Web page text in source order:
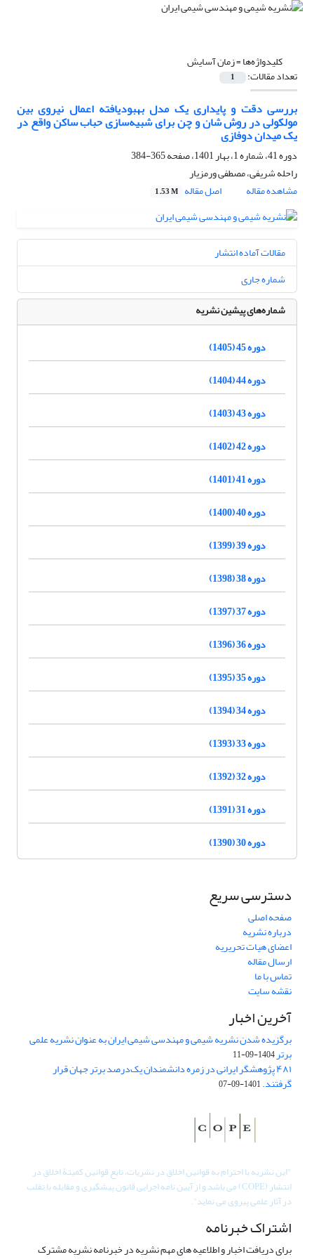
کلیدواژه‌ها =زمان آسایش
تعداد مقالات: 1
بررسی دقت و پایداری یک مدل بهبودیافته اعمال نیروی بین
مولکولی در روش شان و چن برای شبیه‌سازی حباب ساکن واقع در
یک میدان دوفازی
دوره 41، شماره 1، بهار 1401، صفحه
365-384
راحله شریفی، مصطفی ورمزیار
مشاهده مقاله
اصل مقاله 1.53 M
مقالات آماده انتشار
شماره جاری
شماره‌های پیشین نشریه
دوره 45 (1405)
دوره 44 (1404)
دوره 43 (1403)
دوره 42 (1402)
دوره 41 (1401)
دوره 40 (1400)
دوره 39 (1399)
دوره 38 (1398)
دوره 37 (1397)
دوره 36 (1396)
دوره 35 (1395)
دوره 34 (1394)
دوره 33 (1393)
دوره 32 (1392)
دوره 31 (1391)
دوره 30 (1390)
دسترسی سریع
صفحه اصلی
درباره نشریه
اعضای هیات تحریریه
ارسال مقاله
تماس با ما
نقشه سایت
آخرین اخبار
برگزیده شدن نشریه شیمی و مهندسی شیمی ایران به عنوان نشریه علمی
برتر1404-09-11
۴۸۱ پژوهشگر ایرانی در زمره دانشمندان یک‌درصد برتر جهان قرار
گرفتند.1401-09-07
"این نشریه با احترام به قوانین اخلاق در نشریات، تابع قوانین کمیتۀ اخلاق در
انتشار (COPE) می باشد و از آیین نامه اجرایی قانون پیشگیری و مقابله با تقلب
در آثار علمی پیروی می نماید".
اشتراک خبرنامه
برای دریافت اخبار و اطلاعیه های مهم نشریه در خبرنامه نشریه مشترک